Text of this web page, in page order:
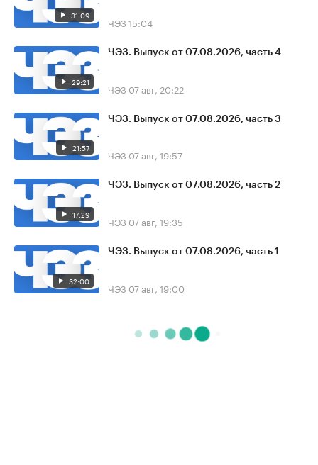
31:09 ЧЭЗ 15:04
29:21
ЧЭЗ. Выпуск от 07.08.2026, часть 4
ЧЭЗ 07 авг, 20:22
21:57
ЧЭЗ. Выпуск от 07.08.2026, часть 3
ЧЭЗ 07 авг, 19:57
17:29
ЧЭЗ. Выпуск от 07.08.2026, часть 2
ЧЭЗ 07 авг, 19:35
32:00
ЧЭЗ. Выпуск от 07.08.2026, часть 1
ЧЭЗ 07 авг, 19:00